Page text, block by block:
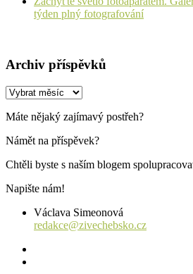
týden plný fotografování
Archiv příspěvků
Archiv
Máte nějaký zajímavý postřeh?
Námět na příspěvek?
Chtěli byste s naším blogem
Napište nám!
Václava Simeonová
redakce@zivechebsko.cz